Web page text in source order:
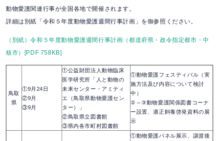
動物愛護関連行事が全国各地で開催されます。
詳細は別紙「令和５年度動物愛護週間行事計画」を御参照ください。
（別紙）令和５年度動物愛護週間行事計画（都道府県・政令指定都市・中
核市）[PDF 758KB]
鳥取
県
①9月24日
②9月
③9月
①公益財団法人動物臨床
医学研究所「人と動物の
未来センター・アミティ
エ（鳥取県動物愛護セン
ター）」
②鳥取県立図書館
③県内各市町村図書館
①動物愛護フェスティバル（実
施方法及び内容について検討
中）
②～③動物愛護関係図書コーナ
ー設置、適正飼養啓発資料の展
示
①動物愛護パネル展示、譲渡後